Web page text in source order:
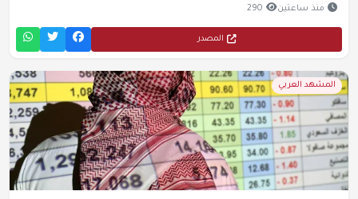
منذ ساعتين 290
المصدر
المشهد العربي